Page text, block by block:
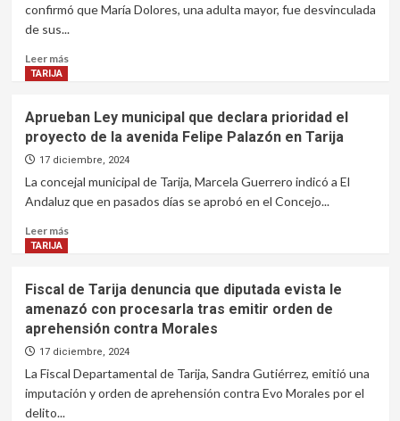
de
unidad
exclusiones”
ni
definido
confirmó que María Dolores, una adulta mayor, fue desvinculada
de sus...
Leer másLeer
de
Tarija
aclara
de
desvinculación
María
TARIJA
Aprueban Ley municipal que declara prioridad el
proyecto de la avenida Felipe Palazón en Tarija
17 diciembre, 2024
La concejal municipal de Tarija, Marcela Guerrero indicó a El
Andaluz que en pasados días se aprobó en el Concejo...
Leer másLeer
Ley
municipal
que
declara
el
proyecto
TARIJA
Fiscal de Tarija denuncia que diputada evista le
amenazó con procesarla tras emitir orden de
aprehensión contra Morales
17 diciembre, 2024
La Fiscal Departamental de Tarija, Sandra Gutiérrez, emitió una
imputación y orden de aprehensión contra Evo Morales por el
delito...